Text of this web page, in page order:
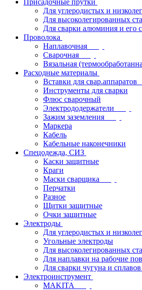
Присадочные прутки
Для углеродистых и
Для высоколегированных
Для сварки алюминия и его
Проволока
Наплавочная
Сварочная
Вязальная
Расходные материалы
Вставки для свар.аппаратов
Инструменты для сварки
Флюс сварочный
Электрододержатели
Зажим заземления
Маркера
Кабель
Кабельные наконечники
Спецодежда, СИЗ
Каски защитные
Краги
Маски сварщика
Перчатки
Разное
Щитки защитные
Очки защитные
Электроды
Для углеродистых и
Угольные электроды
Для высоколегированных
Для наплавки на рабочие
Для сварки чугуна и
Электроинструмент
МAKITA